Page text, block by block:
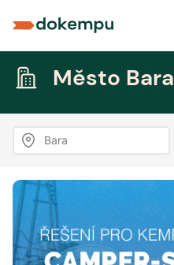
Město Bara
Bara